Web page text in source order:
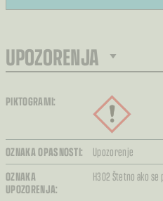
UPOZORENJA
PIKTOGRAMI:
OZNAKA OPASNOSTI:
Upozorenje
OZNAKA
UPOZORENJA:
H302 Štetno ako